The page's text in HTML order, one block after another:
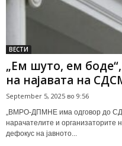
ВЕСТИ
„Ем шуто, ем
на најавата на
September 5, 2025 во 9:56
„ВМРО-ДПМНЕ има одговор до
нарачателите и организаторите
дефокус на јавното...